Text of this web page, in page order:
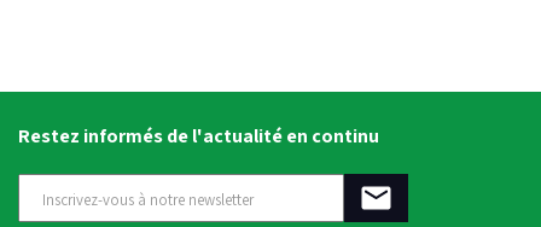
Restez informés de l'actualité en continu